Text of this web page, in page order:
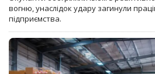
вогню, унаслідок удару загинули
підприємства.